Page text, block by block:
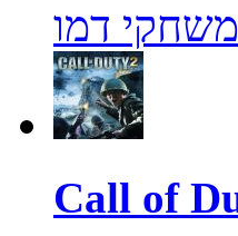
משחקי דמו